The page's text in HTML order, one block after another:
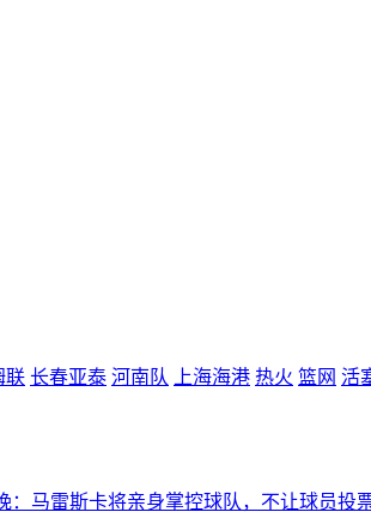
联 长春亚泰 河南队 上海海港 热火 篮网 活
：马雷斯卡将亲身掌控球队，不让球员投